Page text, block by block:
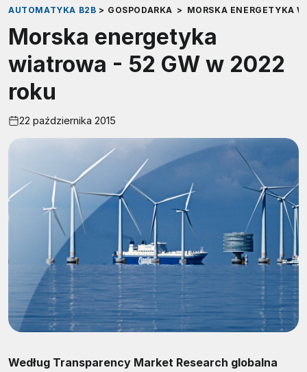
AUTOMATYKA B2B > GOSPODARKA > MORSKA ENERGETYKA
Morska energetyka
wiatrowa - 52 GW w 2022
roku
22 października 2015
Według Transparency Market Research globalna